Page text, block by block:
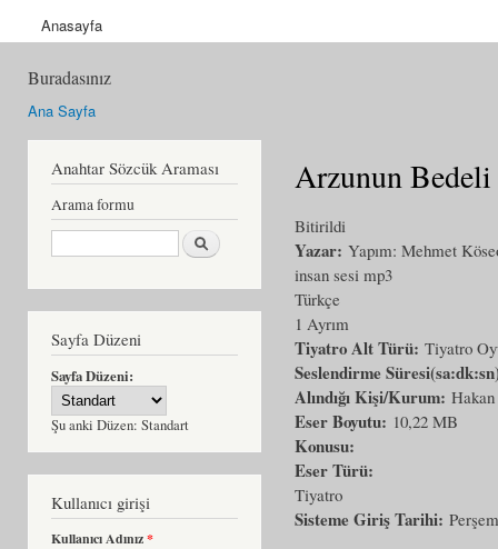
Anasayfa
Buradasınız
Ana Sayfa
Anahtar Sözcük Araması
Arama formu
Ara
Sayfa Düzeni
Sayfa Düzeni:
Şu anki Düzen: Standart
Kullanıcı girişi
Kullanıcı Adınız*
Arzunun Bedeli
Bitirildi
Yazar: Yapım: Mehmet
insan sesi mp3
Türkçe
1 Ayrım
Tiyatro Alt Türü: Tiyatro
Seslendirme
Alındığı Kişi/Kurum:
Eser Boyutu: 10,22 MB
Konusu:
Eser Türü:
Tiyatro
Sisteme Giriş Tarihi: